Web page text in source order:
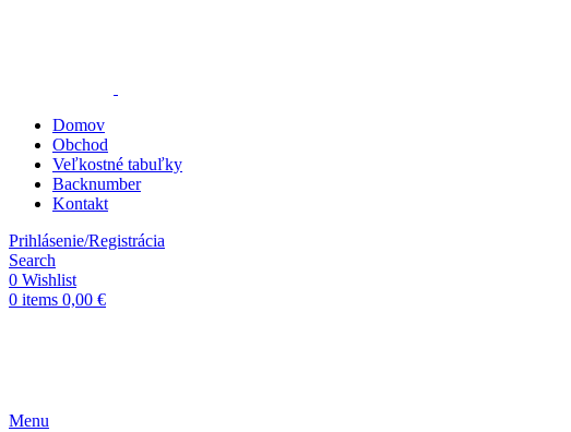
Domov
Obchod
Veľkostné tabuľky
Backnumber
Kontakt
Prihlásenie/Registrácia
Search
0 Wishlist
0 items 0,00 €
Menu